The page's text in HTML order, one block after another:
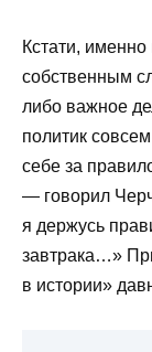
Кстати,
собственным
либо важное
политик
себе за
— говорил
я держусь
завтрака…»
в истории»